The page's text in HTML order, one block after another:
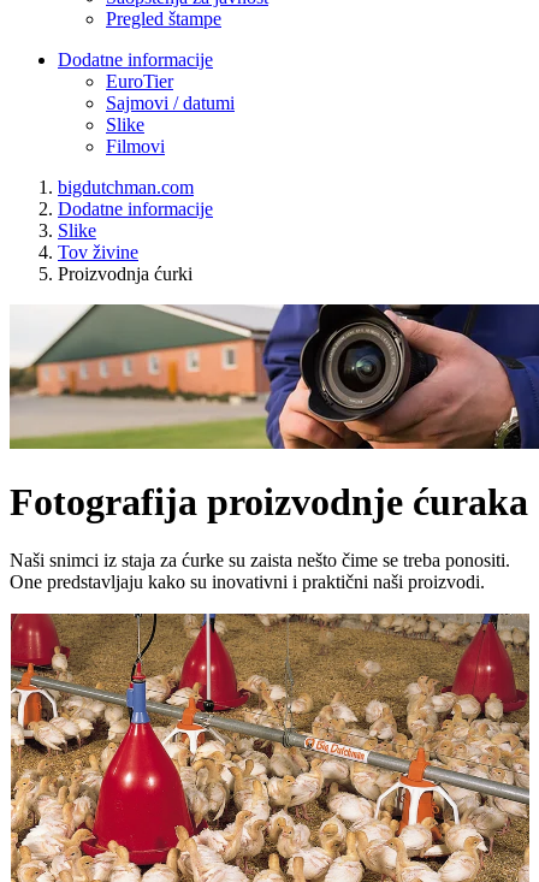
Pregled štampe
Dodatne informacije
EuroTier
Sajmovi / datumi
Slike
Filmovi
bigdutchman.com
Dodatne informacije
Slike
Tov živine
Proizvodnja ćurki
Fotografija proizvodnje ćuraka
Naši snimci iz staja za ćurke su zaista nešto čime se treba ponositi.
One predstavljaju kako su inovativni i praktični naši proizvodi.